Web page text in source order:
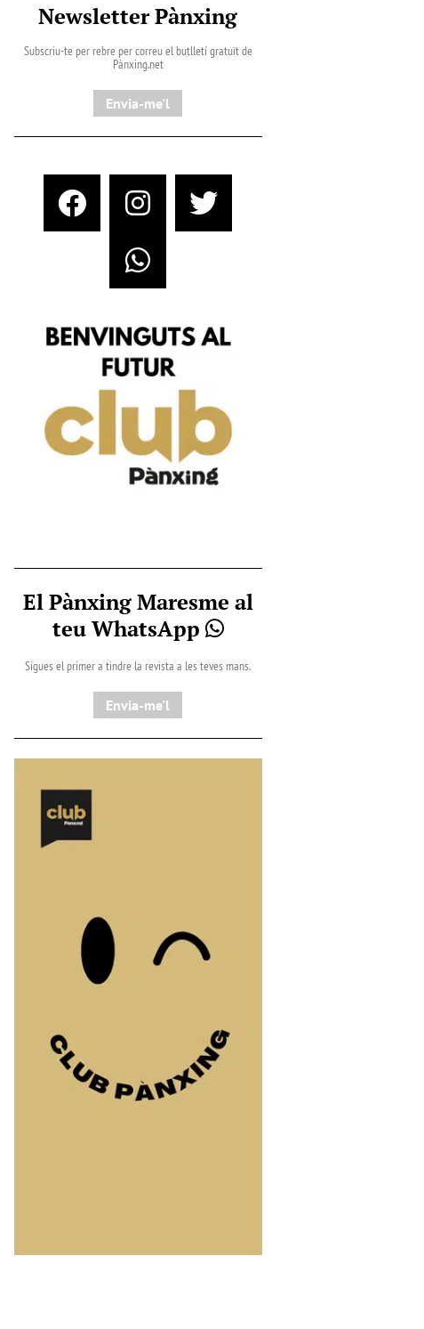
Newsletter Pànxing
Subscriu-te per rebre per correu el butlletí gratuït de
Pànxing.net​
Envia-me'l
El Pànxing Maresme al
teu WhatsApp
Sigues el primer a tindre la revista a les teves mans.
Envia-me'l